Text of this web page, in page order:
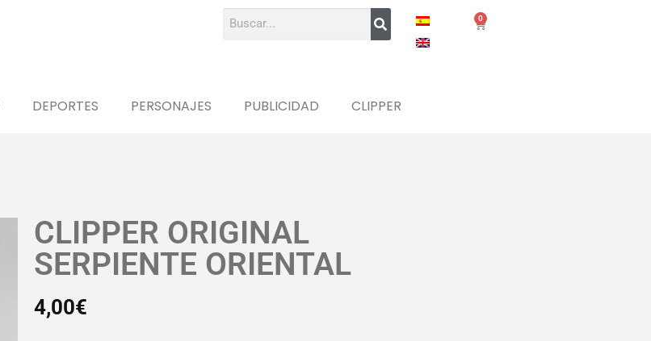
0
DEPORTES PERSONAJES PUBLICIDAD CLIPPER
CLIPPER ORIGINAL
SERPIENTE ORIENTAL
4,00€